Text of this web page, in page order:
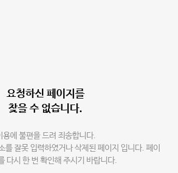
요청하신 페이지를
찾을 수 없습니다.
용에 불편을 드려 죄송합니다.
를 잘못 입력하였거나 삭제된 페이지 입니다. 페이
다시 한 번 확인해 주시기 바랍니다.